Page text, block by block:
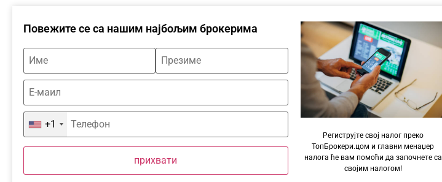
Повежите се са нашим најбољим брокерима
+1
прихвати
Региструјте свој налог преко
ТопБрокери.цом и главни менаџер
налога ће вам помоћи да започнете са
својим налогом!